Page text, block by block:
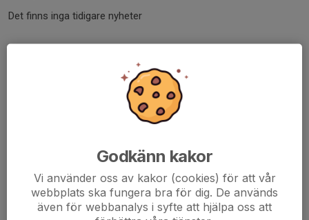
Det finns inga tidigare nyheter
Godkänn kakor
Vi använder oss av kakor (cookies) för att vår
webbplats ska fungera bra för dig. De används
även för webbanalys i syfte att hjälpa oss att